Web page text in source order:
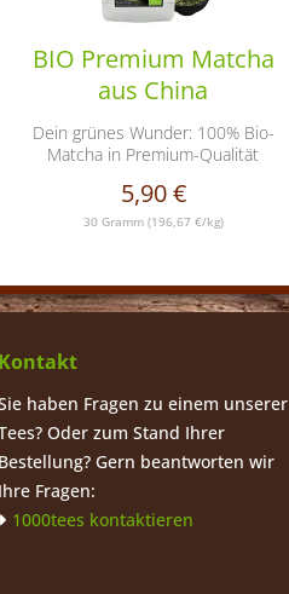
BIO Premium Matcha
aus China
Dein grünes Wunder: 100% Bio-
Matcha in Premium-Qualität
5,90 €
30 Gramm (196,67 €/kg)
Kontakt
haben Fragen zu einem unserer
Oder zum Stand Ihrer
Bestellung? Gern beantworten wir
Ihre Fragen:
1000tees kontaktieren